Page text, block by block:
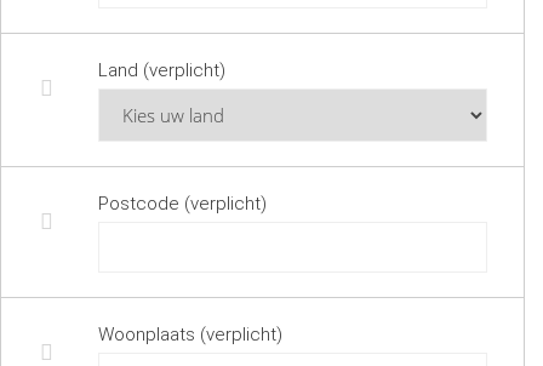
Land (verplicht)
Postcode (verplicht)
Woonplaats (verplicht)